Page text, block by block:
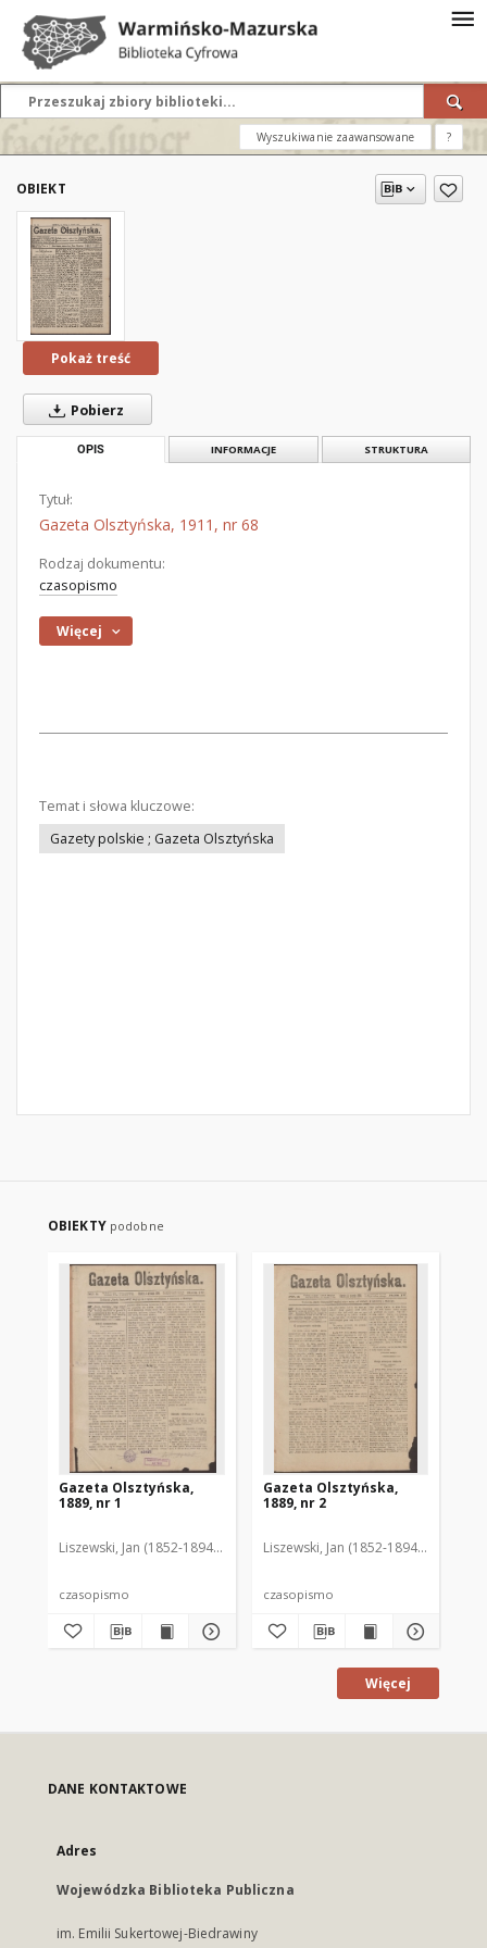
Wyszukiwanie zaawansowane ?
OBIEKT
Pokaż treść
Pobierz
OPIS INFORMACJE STRUKTURA
Tytuł:
Gazeta Olsztyńska, 1911, nr 68
Rodzaj dokumentu:
czasopismo
Więcej
Temat i słowa kluczowe:
Gazety polskie ; Gazeta Olsztyńska
OBIEKTY podobne
Gazeta Olsztyńska,
1889, nr 1
Liszewski, Jan (1852-1894). Red.
czasopismo
Gazeta Olsztyńska,
1889, nr 2
Liszewski, Jan (1852-1894). Red.
czasopismo
Więcej
DANE KONTAKTOWE
Adres
Wojewódzka Biblioteka Publiczna
im. Emilii Sukertowej-Biedrawiny